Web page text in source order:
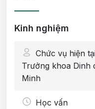
Kinh nghiệm
Chức vụ hiện
Trưởng khoa Dinh
Minh
Học vấn